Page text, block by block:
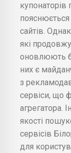
сайтів.
які
оновлюють
них є
з
сервіси, що
якості
сервісів
для